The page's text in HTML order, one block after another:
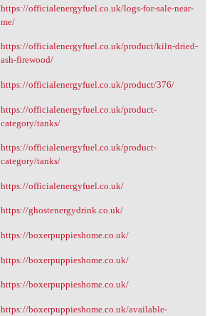
https://officialenergyfuel.co.uk/logs-for-sale-near-
me/
https://officialenergyfuel.co.uk/product/kiln-dried-
ash-firewood/
https://officialenergyfuel.co.uk/product/376/
https://officialenergyfuel.co.uk/product-
category/tanks/
https://officialenergyfuel.co.uk/product-
category/tanks/
https://officialenergyfuel.co.uk/
https://ghostenergydrink.co.uk/
https://boxerpuppieshome.co.uk/
https://boxerpuppieshome.co.uk/
https://boxerpuppieshome.co.uk/
https://boxerpuppieshome.co.uk/available-